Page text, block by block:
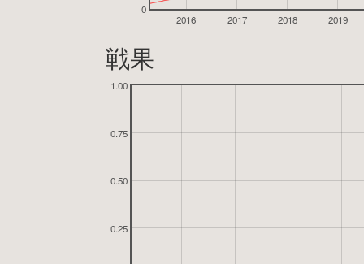
2016 2017 2018 2019
0
戦果
0.25
0.50
0.75
1.00